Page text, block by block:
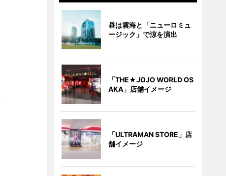
昼は雲海と「ニューロミュ
ージック」で涼を演出
「THE★JOJO WORLD OS
AKA」店舗イメージ
「ULTRAMAN STORE」店
舗イメージ